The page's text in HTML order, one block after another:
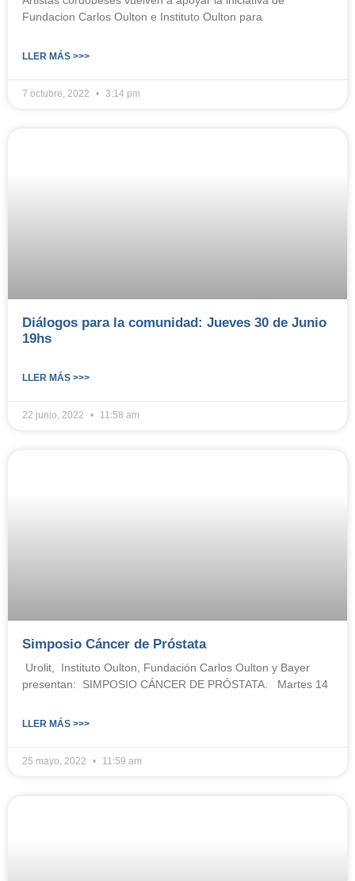
Fundacion Carlos Oulton e Instituto Oulton para
LLER MÁS >>>
7 octubre, 2022 3:14 pm
Diálogos para la comunidad: Jueves 30 de Junio
19hs
LLER MÁS >>>
22 junio, 2022 11:58 am
Simposio Cáncer de Próstata
Urolit, Instituto Oulton, Fundación Carlos Oulton y Bayer
presentan: SIMPOSIO CÁNCER DE PRÓSTATA. Martes 14
LLER MÁS >>>
25 mayo, 2022 11:59 am